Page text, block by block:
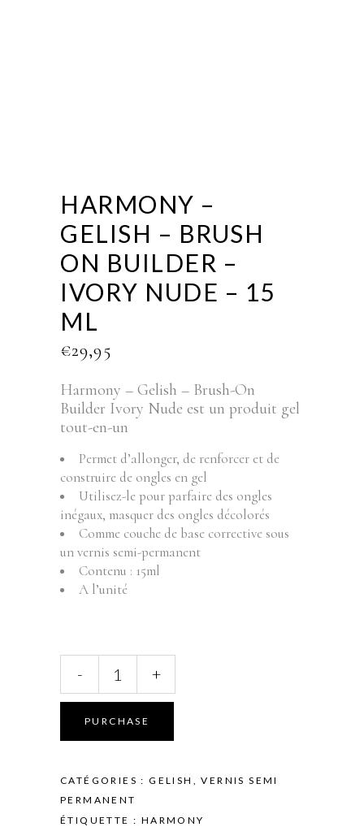
HARMONY –
GELISH – BRUSH
ON BUILDER –
IVORY NUDE – 15
ML
€29,95
Harmony – Gelish – Brush-On
Builder Ivory Nude est un produit gel
tout-en-un
Permet d’allonger, de renforcer et de
construire de ongles en gel
Utilisez-le pour parfaire des ongles
inégaux, masquer des ongles décolorés
Comme couche de base corrective sous
un vernis semi-permanent
Contenu : 15ml
A l’unité
GELISH
BRUSH
BUILDER
-
IVORY
- +
PURCHASE
CATÉGORIES :GELISH ,VERNIS SEMI
PERMANENT
ÉTIQUETTE : HARMONY